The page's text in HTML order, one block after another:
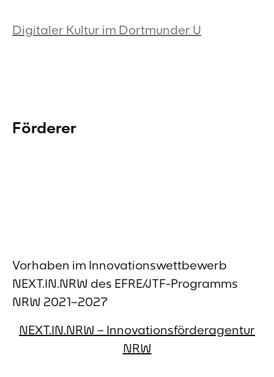
Digitaler Kultur im Dortmunder U
Förderer
Vorhaben im Innovationswettbewerb
NEXT.IN.NRW des EFRE/JTF-Programms
NRW 2021–2027
NEXT.IN.NRW – Innovationsförderagentur
NRW